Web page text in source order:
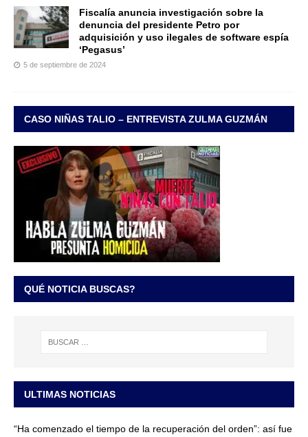
Fiscalía anuncia investigación sobre la
denuncia del presidente Petro por
adquisición y uso ilegales de software espía
‘Pegasus’
5 de septiembre de 2024
CASO NIÑAS TALIO – ENTREVISTA ZULMA GUZMÁN
QUÉ NOTICIA BUSCAS?
ULTIMAS NOTICIAS
“Ha comenzado el tiempo de la recuperación del orden”: así fue